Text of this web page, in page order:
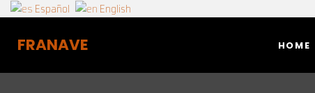
Español English
FRANAVE HOME